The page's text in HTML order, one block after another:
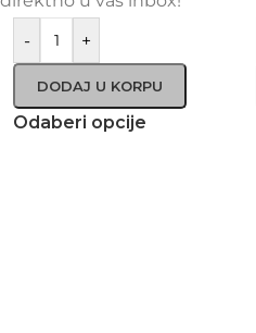
- +
DODAJ U KORPU
Odaberi opcije